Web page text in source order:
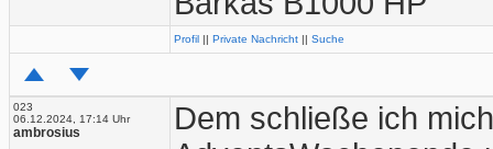
Profil || Private Nachricht || Suche
023
06.12.2024, 17:14 Uhr
ambrosius
Dem schließe ich